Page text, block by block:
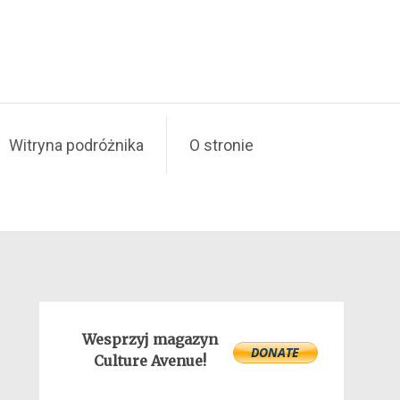
Witryna podróżnika O stronie
Wesprzyj magazyn
Culture Avenue!